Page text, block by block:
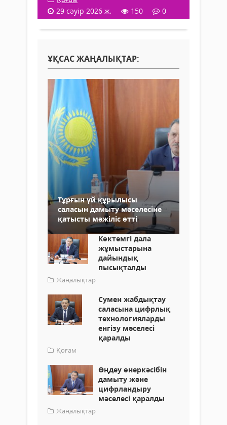
29 сәуір 2026 ж.
150 0
ҰҚСАС ЖАҢАЛЫҚТАР:
Тұрғын үй құрылысы
саласын дамыту мәселесіне
қатысты мәжіліс өтті
Көктемгі дала
жұмыстарына
дайындық
пысықталды
Жаңалықтар
Cумен жабдықтау
саласына цифрлық
технологияларды
енгізу мәселесі
қаралды
Қоғам
Өңдеу өнеркәсібін
дамыту және
цифрландыру
мәселесі қаралды
Жаңалықтар